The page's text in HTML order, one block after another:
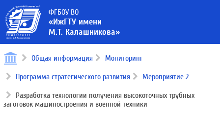
ФГБОУ ВО
«ИжГТУ имени
М.Т. Калашникова»
Общая информация Мониторинг
Программа стратегического развития Мероприятие 2
Разработка технологии получения высокоточных трубных
заготовок машиностроения и военной техники